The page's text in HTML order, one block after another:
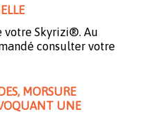
votre Skyrizi®. Au
consulter votre
MORSURE
UNE